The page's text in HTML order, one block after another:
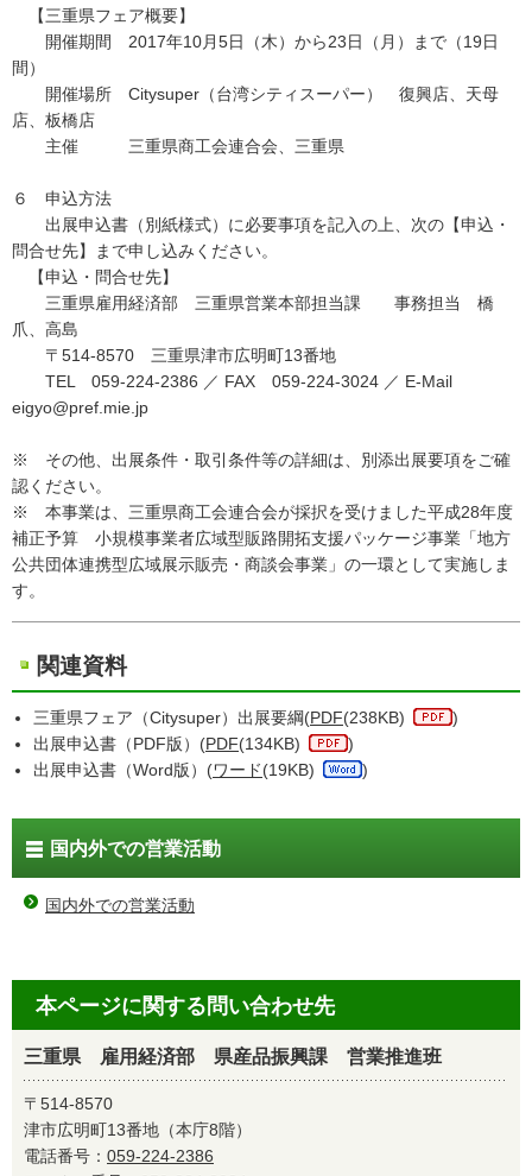
【三重県フェア概要】
開催期間 2017年10月5日（木）から23日（月）まで（19日
間）
開催場所 Citysuper（台湾シティスーパー） 復興店、天母
店、板橋店
主催 三重県商工会連合会、三重県
６ 申込方法
出展申込書（別紙様式）に必要事項を記入の上、次の【申込・
問合せ先】まで申し込みください。
【申込・問合せ先】
三重県雇用経済部 三重県営業本部担当課 事務担当 橋
爪、高島
〒514-8570 三重県津市広明町13番地
TEL 059-224-2386 ／ FAX 059-224-3024 ／ E-Mail
eigyo@pref.mie.jp
※ その他、出展条件・取引条件等の詳細は、別添出展要項をご確
認ください。
※ 本事業は、三重県商工会連合会が採択を受けました平成28年度
補正予算 小規模事業者広域型販路開拓支援パッケージ事業「地方
公共団体連携型広域展示販売・商談会事業」の一環として実施しま
す。
関連資料
三重県フェア（Citysuper）出展要綱(PDF(238KB)
)
出展申込書（PDF版）(PDF(134KB)
)
出展申込書（Word版）(ワード(19KB) )
国内外での営業活動
国内外での営業活動
本ページに関する問い合わせ先
三重県 雇用経済部 県産品振興課 営業推進班
〒514-8570
津市広明町13番地（本庁8階）
電話番号： 059-224-2386